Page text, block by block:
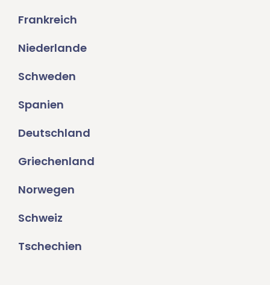
Frankreich
Niederlande
Schweden
Spanien
Deutschland
Griechenland
Norwegen
Schweiz
Tschechien